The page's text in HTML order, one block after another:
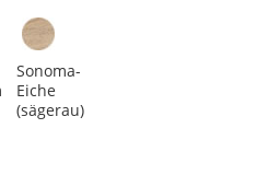
Sonoma-
Eiche
(sägerau)